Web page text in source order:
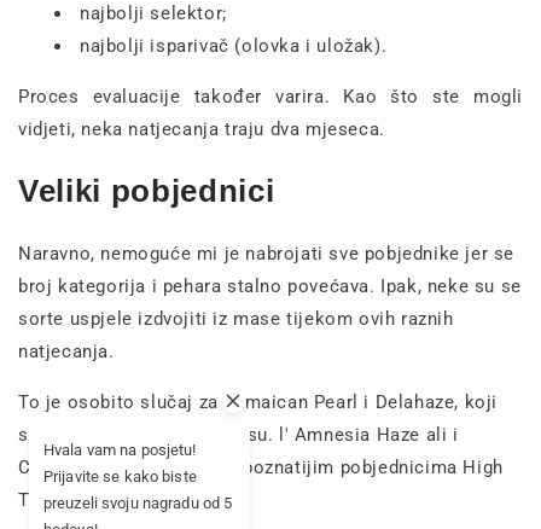
najbolji selektor;
najbolji isparivač (olovka i uložak).
Proces evaluacije također varira. Kao što ste mogli
vidjeti, neka natjecanja traju dva mjeseca.
Veliki pobjednici
Naravno, nemoguće mi je nabrojati sve pobjednike jer se
broj kategorija i pehara stalno povećava. Ipak, neke su se
sorte uspjele izdvojiti iz mase tijekom ovih raznih
natjecanja.
To je osobito slučaj za Jamaican Pearl i Delahaze, koji
su se istaknuli u Spannabisu. l' Amnesia Haze ali i
Critical Kush su među najpoznatijim pobjednicima High
Times Cannabis Cupa.
Hvala vam na posjetu!
Prijavite se kako biste
preuzeli svoju nagradu od 5